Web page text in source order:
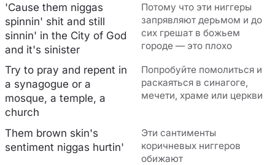
'Cause them niggas
spinnin' shit and still
sinnin' in the City of God
and it's sinister
Потому что эти ниггеры
запрявляют дерьмом и до
сих грешат в божьем
городе — это плохо
Try to pray and repеnt in
a synagogue or a
mosque, a templе, a
church
Попробуйте помолиться и
раскаяться в синагоге,
мечети, храме или церкви
Them brown skin's
sentiment niggas hurtin'
Эти сантименты
коричневых ниггеров
обижают